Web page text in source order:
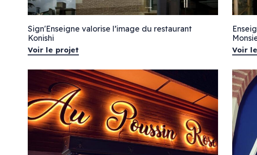
Enseignes néons
Enseignes bois
Mélange de styles
Enseignes lettres points LED
Marquage véhicule
Total covering
Semi-covering
Marquage bateaux
Signalétique
Signalétique intérieure
Plaque plexiglas
Plaque gravée
Panneau dibond
Sign'Enseigne valorise l’image du restaurant
Konishi
Voir le projet Voir